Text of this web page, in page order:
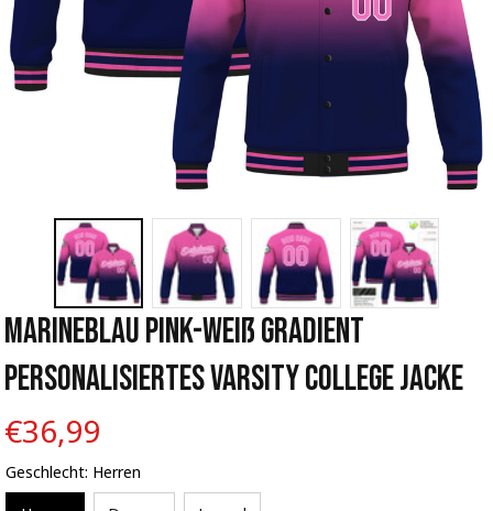
Marineblau Pink-Weiß Gradient
Personalisiertes Varsity College Jacke
€36,99
Geschlecht: Herren